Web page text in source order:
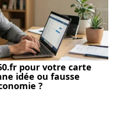
pour votre carte
idée ou fausse
?